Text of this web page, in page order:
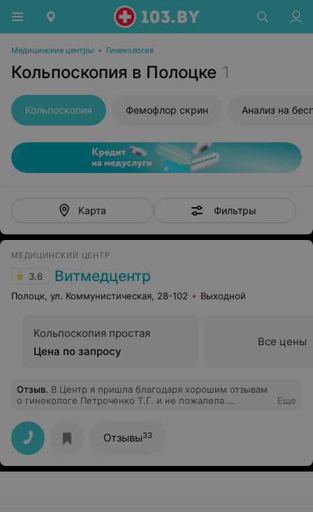
Медицинские центры • Гинекология
Кольпоскопия в Полоцке 1
Кольпоскопия Фемофлор скрин Анализ на
Карта Фильтры
МЕДИЦИНСКИЙ ЦЕНТР
3.6 Витмедцентр
Полоцк, ул. Коммунистическая, 28-102 Выходной
Кольпоскопия простая
Цена по запросу
Все цены
Отзыв. В Центр я пришла благодаря хорошим отзывам
о гинекологе Петроченко Т.Г. и не пожалела.
объяснит, расскажет, посоветует. Человек точно на
своём месте. Побольше бы таких врачей.
Еще
Отзывы33